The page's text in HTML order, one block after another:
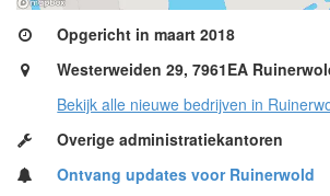
Opgericht in maart 2018
Westerweiden 29, 7961EA
Bekijk alle nieuwe bedrijven in
Overige administratiekantoren
Ontvang updates voor Ruinerwold